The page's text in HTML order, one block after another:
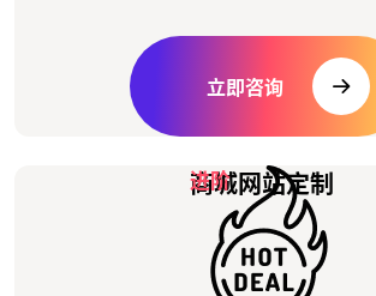
立即咨询
商城网站定制
进阶